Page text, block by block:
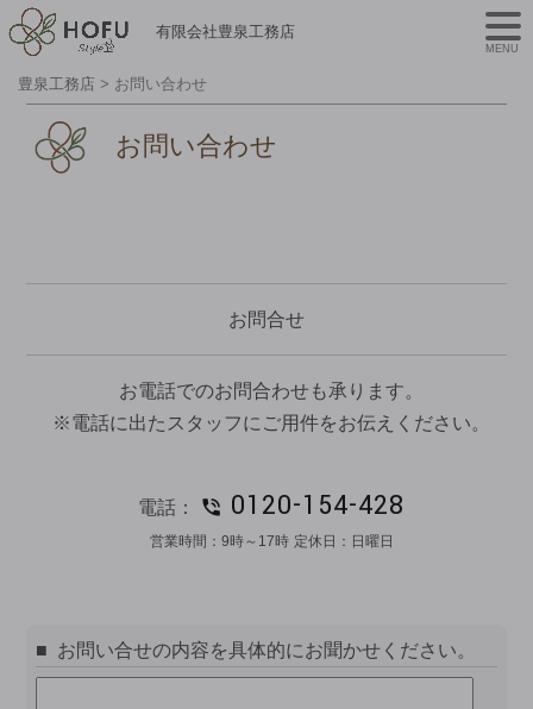
有限会社豊泉工務店
豊泉工務店 > お問い合わせ
お問い合わせ
お問合せ
お電話でのお問合わせも承ります。
※電話に出たスタッフにご用件をお伝えください。
電話： 0120-154-428
営業時間： 9時～17時 定休日： 日曜日
お問い合せの内容を具体的にお聞かせください。
MENU